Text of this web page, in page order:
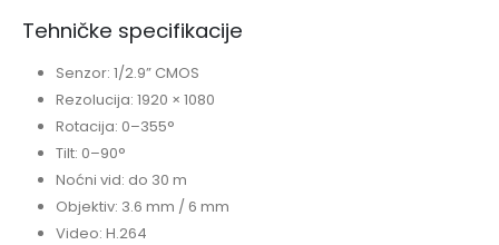
Tehničke specifikacije
Senzor: 1/2.9” CMOS
Rezolucija: 1920 × 1080
Rotacija: 0–355°
Tilt: 0–90°
Noćni vid: do 30 m
Objektiv: 3.6 mm / 6 mm
Video: H.264